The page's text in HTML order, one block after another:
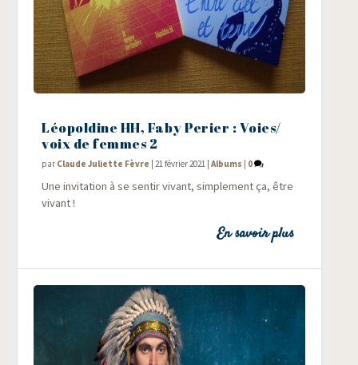
Léopoldine HH, Faby Perier : Voies/​
voix de femmes 2
par Claude Juliette Fèvre |21 février 2021 |Albums 0
Une invi­ta­tion à se sen­tir vivant, sim­ple­ment ça, être
vivant !
En savoir plus